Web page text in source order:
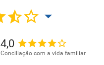
4,0
Conciliação com a vida familiar